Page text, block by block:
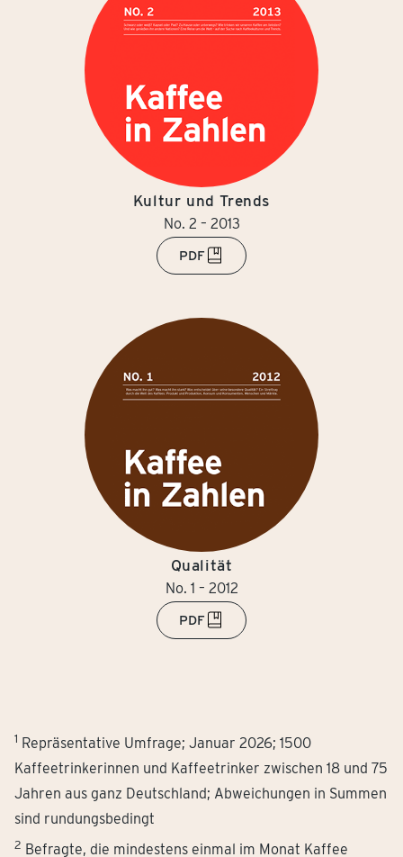
Kultur und Trends
No. 2 – 2013
PDF
Qualität
No. 1 – 2012
PDF
1 Repräsentative Umfrage; Januar 2026; 1500
Kaffeetrinkerinnen und Kaffeetrinker zwischen 18 und 75
Jahren aus ganz Deutschland; Abweichungen in Summen
sind rundungsbedingt
2 Befragte, die mindestens einmal im Monat Kaffee